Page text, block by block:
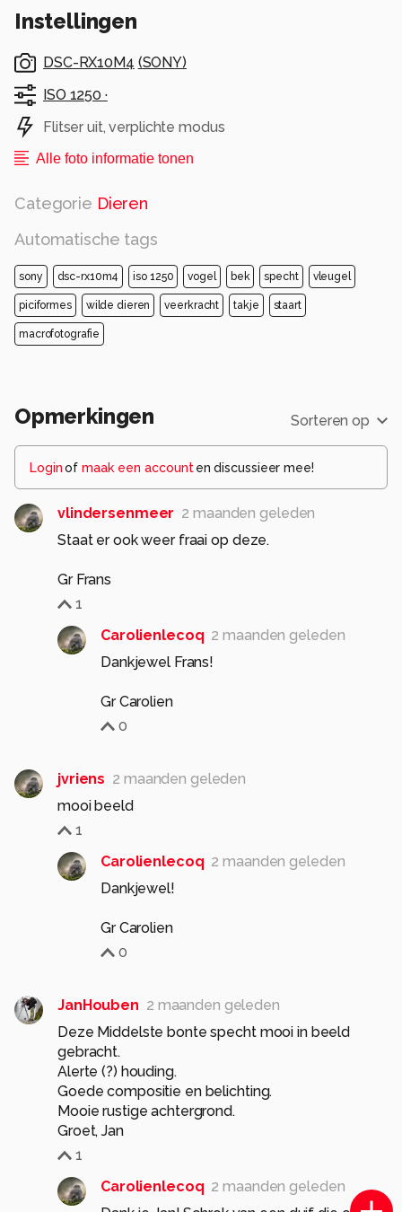
Instellingen
DSC-RX10M4 (SONY)
ISO 1250 ·
Flitser uit, verplichte modus
Alle foto informatie tonen
Categorie Dieren
Automatische tags
sony dsc-rx10m4 iso 1250 vogel bek specht vleugel
piciformes wilde dieren veerkracht takje staart
macrofotografie
Opmerkingen Sorteren op
Loginof maak een account en discussieer mee!
vlindersenmeer 2 maanden geleden
Staat er ook weer fraai op deze.
Gr Frans
1
Carolienlecoq 2 maanden geleden
Dankjewel Frans!
Gr Carolien
0
jvriens 2 maanden geleden
mooi beeld
1
Carolienlecoq 2 maanden geleden
Dankjewel!
Gr Carolien
0
JanHouben 2 maanden geleden
Deze Middelste bonte specht mooi in beeld
gebracht.
Alerte (?) houding.
Goede compositie en belichting.
Mooie rustige achtergrond.
Groet, Jan
1
Carolienlecoq 2 maanden geleden